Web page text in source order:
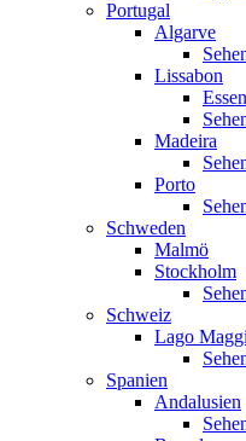
Portugal
Algarve
Lissabon
Madeira
Porto
Schweden
Malmö
Stockholm
Schweiz
Lago
Spanien
Andalusien